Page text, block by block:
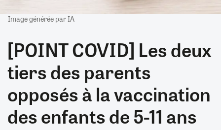
Image générée par IA
[POINT COVID] Les deux
tiers des parents
opposés à la vaccination
des enfants de 5-11 ans